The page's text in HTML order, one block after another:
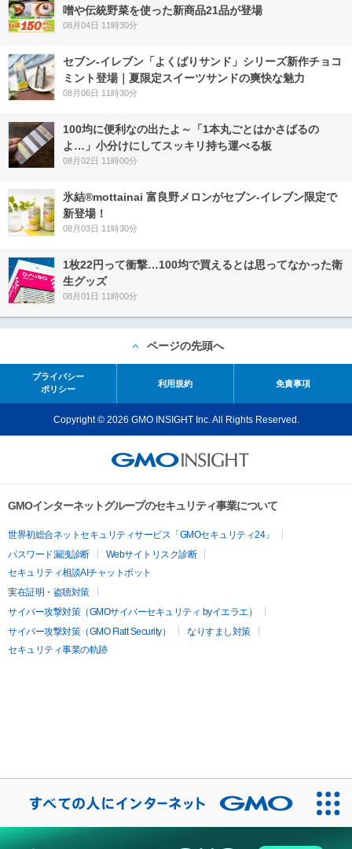
噌や伝統野菜を使った新商品21品が登場
08月04日 11時30分
セブン‐イレブン「よくばりサンド」シリーズ新作チョコ
ミント登場｜夏限定スイーツサンドの爽快な魅力
08月06日 11時30分
100均に便利なの出たよ～「1本丸ごとはかさばるの
よ…」小分けにしてスッキリ持ち運べる板
08月02日 11時00分
氷結®mottainai 富良野メロンがセブン‐イレブン限定で
新登場！
08月03日 11時30分
1枚22円って衝撃…100均で買えるとは思ってなかった衛
生グッズ
08月01日 11時00分
ページの先頭へ
プライバシー
ポリシー
利用規約 免責事項
Copyright © 2026 GMO INSIGHT Inc. All Rights Reserved.
GMOインターネットグループのセキュリティ事業について
世界初総合ネットセキュリティサービス「GMOセキュリティ24」
パスワード漏洩診断
Webサイトリスク診断
セキュリティ相談AIチャットボット
実在証明・盗聴対策
サイバー攻撃対策（GMOサイバーセキュリティ byイエラエ）
サイバー攻撃対策（GMO Flatt Security）
なりすまし対策
セキュリティ事業の軌跡